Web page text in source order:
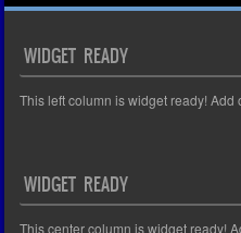
WIDGET READY
This left column is widget ready! Add
WIDGET READY
This center column is widget ready!